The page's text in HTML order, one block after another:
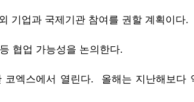
기업과 국제기관 참여를 권할 계획이다.
협업 가능성을 논의한다.
엑스에서 열린다. 올해는 지난해보다